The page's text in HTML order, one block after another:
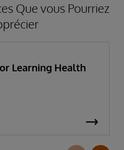
Que vous Pourriez
Learning Health